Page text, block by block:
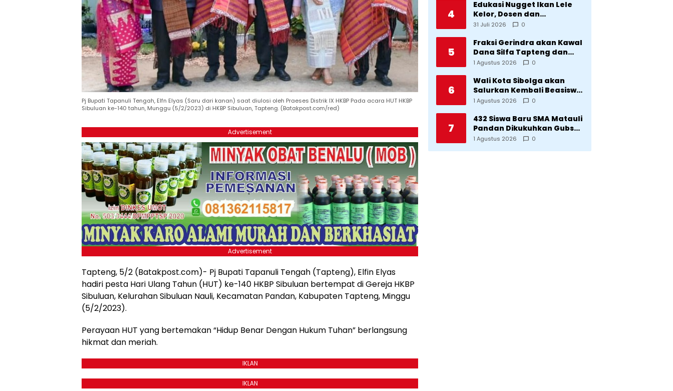
Pj Bupati Tapanuli Tengah, Elfn Elyas (Saru dari kanan) saat diulosi oleh Praeses Distrik IX HKBP Pada acara HUT HKBP
Sibuluan ke-140 tahun, Munggu (5/2/2023) di HKBP Sibuluan, Tapteng. (Batakpost.com/red)
Advertisement
Advertisement
Tapteng, 5/2 (Batakpost.com)- Pj Bupati Tapanuli Tengah (Tapteng), Elfin Elyas
hadiri pesta Hari Ulang Tahun (HUT) ke-140 HKBP Sibuluan bertempat di Gereja HKBP
Sibuluan, Kelurahan Sibuluan Nauli, Kecamatan Pandan, Kabupaten Tapteng, Minggu
(5/2/2023).
Perayaan HUT yang bertemakan “Hidup Benar Dengan Hukum Tuhan” berlangsung
hikmat dan meriah.
IKLAN
IKLAN
4
Edukasi Nugget Ikan Lele
Kelor, Dosen dan
Mahasiswa Dorong
Desa Silangkitang
Kecamatan Pahae Jae
31 Juli 2026 0
5
Fraksi Gerindra akan Kawal
Dana Silfa Tapteng dan
TKD Rp298 Miliar: Jangan
dan Provinsi Diklaim
Kerjaan Tapteng
1 Agustus 2026 0
6
Wali Kota Sibolga akan
Salurkan Kembali Beasiswa
Rp1 Miliar: Diproritaskan
Bencana
1 Agustus 2026 0
7
432 Siswa Baru SMA Matauli
Pandan Dikukuhkan Gubsu:
32 Tahun Matauli Cetak
1 Agustus 2026 0